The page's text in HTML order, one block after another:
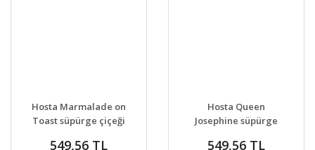
DETAYLAR
VER
Hosta Marmalade on
Toast süpürge çiçeği
549,56 TL
DETAYLAR
VER
Hosta Queen
Josephine süpürge
549,56 TL